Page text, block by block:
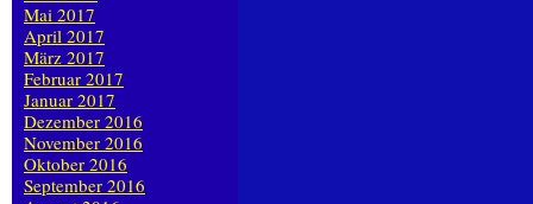
Mai 2017
April 2017
März 2017
Februar 2017
Januar 2017
Dezember 2016
November 2016
Oktober 2016
September 2016